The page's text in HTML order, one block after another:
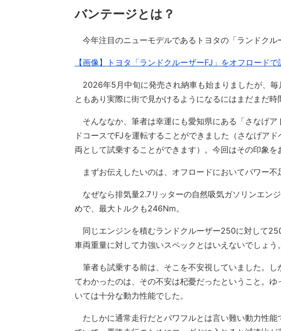
バンテージとは？
今年注目のニューモデルであるトヨタの「ランドクル
【画像】トヨタ「ランドクルーザーFJ」をオフロード
2026年5月中旬に発売され納車も始まりましたが、毎
ともあり実際に街で見かけるようになるにはまだまだ時
そんななか、筆者は幸運にも愛知県にある「さなげア
ドコースでFJを運転することができました（さなげア
両として試乗することができます）。今回はその印象を
まずお伝えしたいのは、オフロードにおいてパワー不
なぜなら排気量2.7リッターの自然吸気ガソリンエン
めで、最大トルクも246Nm。
同じエンジンを積むランドクルーザー250に対して
車両重量に対して力強いスペックとはいえないでしょう。
筆者も試乗する前は、そこを不安視していました。し
てわかったのは、その不安は杞憂だったということ。
いては十分な動力性能でした。
たしかに通常走行だとパワフルとは言い難い動力性能